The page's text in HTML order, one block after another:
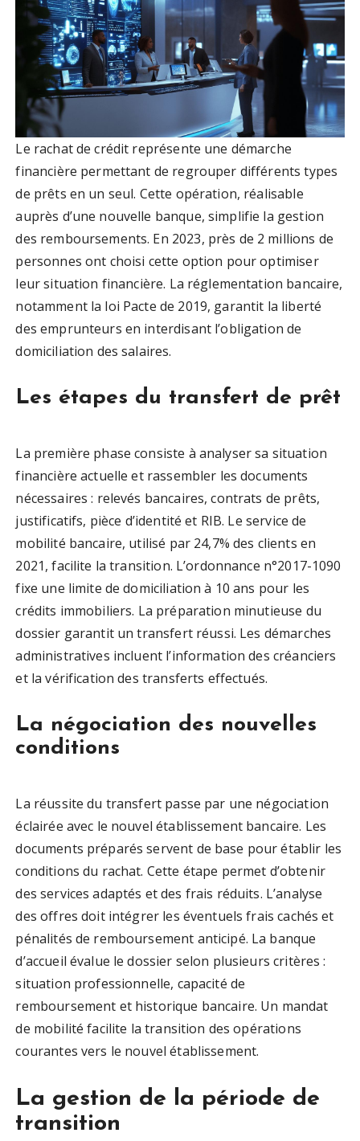
Le rachat de crédit représente une démarche
financière permettant de regrouper différents types
de prêts en un seul. Cette opération, réalisable
auprès d’une nouvelle banque, simplifie la gestion
des remboursements. En 2023, près de 2 millions de
personnes ont choisi cette option pour optimiser
leur situation financière. La réglementation bancaire,
notamment la loi Pacte de 2019, garantit la liberté
des emprunteurs en interdisant l’obligation de
domiciliation des salaires.
Les étapes du transfert de prêt
La première phase consiste à analyser sa situation
financière actuelle et rassembler les documents
nécessaires : relevés bancaires, contrats de prêts,
justificatifs, pièce d’identité et RIB. Le service de
mobilité bancaire, utilisé par 24,7% des clients en
2021, facilite la transition. L’ordonnance n°2017-1090
fixe une limite de domiciliation à 10 ans pour les
crédits immobiliers. La préparation minutieuse du
dossier garantit un transfert réussi. Les démarches
administratives incluent l’information des créanciers
et la vérification des transferts effectués.
La négociation des nouvelles
conditions
La réussite du transfert passe par une négociation
éclairée avec le nouvel établissement bancaire. Les
documents préparés servent de base pour établir les
conditions du rachat. Cette étape permet d’obtenir
des services adaptés et des frais réduits. L’analyse
des offres doit intégrer les éventuels frais cachés et
pénalités de remboursement anticipé. La banque
d’accueil évalue le dossier selon plusieurs critères :
situation professionnelle, capacité de
remboursement et historique bancaire. Un mandat
de mobilité facilite la transition des opérations
courantes vers le nouvel établissement.
La gestion de la période de
transition